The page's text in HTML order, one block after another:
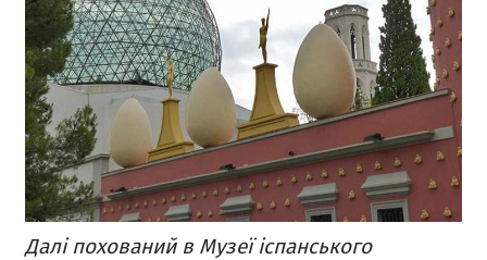
Далі похований в Музеї іспанського